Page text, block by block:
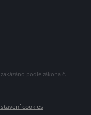
podle zákona č.
cookies